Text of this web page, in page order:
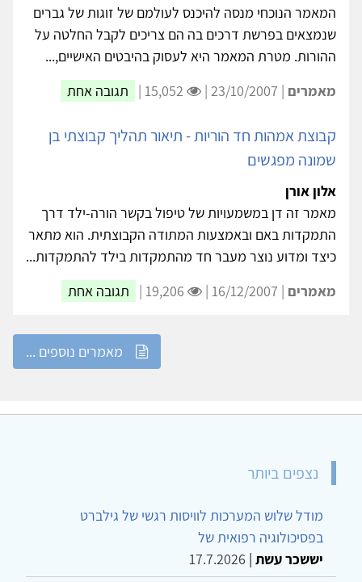
קבלת ההחלטה על הורות בקרב זוגות של גברים
אלון אורן
המאמר הנוכחי מנסה להיכנס לעולמם של זוגות של גברים
ההורות. מטרת המאמר היא לעסוק בהיבטים האישיים,...
מאמרים| 23/10/2007 |
קבוצת אמהות חד הוריות - תיאור תהליך קבוצתי בן
שמונה מפגשים
מאמר זה דן במשמעויות של טיפול בקשר הורה-ילד דרך
כיצד ומדוע נוצר מעבר חד מהתמקדות בילד להתמקדות...
תגובה אחת
נצפים ביותר